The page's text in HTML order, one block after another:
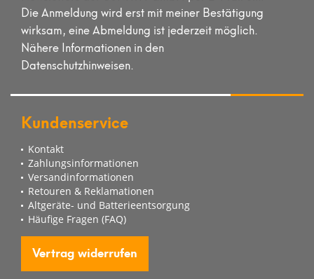
Die Anmeldung wird erst mit meiner Bestätigung
wirksam, eine Abmeldung ist jederzeit möglich.
Nähere Informationen in den
Datenschutzhinweisen.
Kundenservice
Kontakt
Zahlungsinformationen
Versandinformationen
Retouren & Reklamationen
Altgeräte- und Batterieentsorgung
Häufige Fragen (FAQ)
Vertrag widerrufen